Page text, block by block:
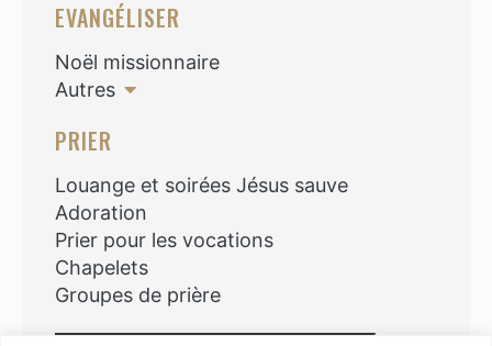
EVANGÉLISER
Noël missionnaire
Autres
PRIER
Louange et soirées Jésus sauve
Adoration
Prier pour les vocations
Chapelets
Groupes de prière